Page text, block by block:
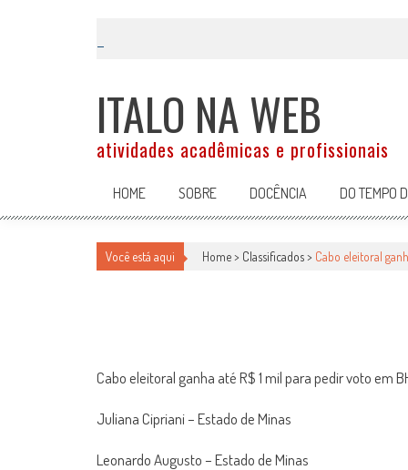
ITALO NA WEB
atividades acadêmicas e profissionais
HOME SOBRE DOCÊNCIA DO TEMPO
Você está aqui Home > Classificados> Cabo eleitoral
CABO ELEITORAL GANHA ATÉ
Classificados
Cabo eleitoral ganha até R$ 1 mil para pedir voto em
Juliana Cipriani – Estado de Minas
Leonardo Augusto – Estado de Minas